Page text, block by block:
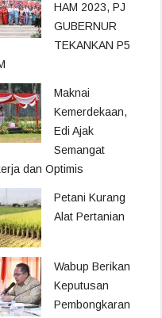
HAM 2023, PJ
GUBERNUR
TEKANKAN P5
Maknai
Kemerdekaan,
Edi Ajak
Semangat
dan Optimis
Petani Kurang
Alat Pertanian
Wabup Berikan
Keputusan
Pembongkaran